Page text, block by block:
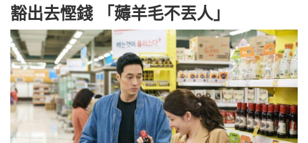
豁出去慳錢 「薅羊毛不丟人」